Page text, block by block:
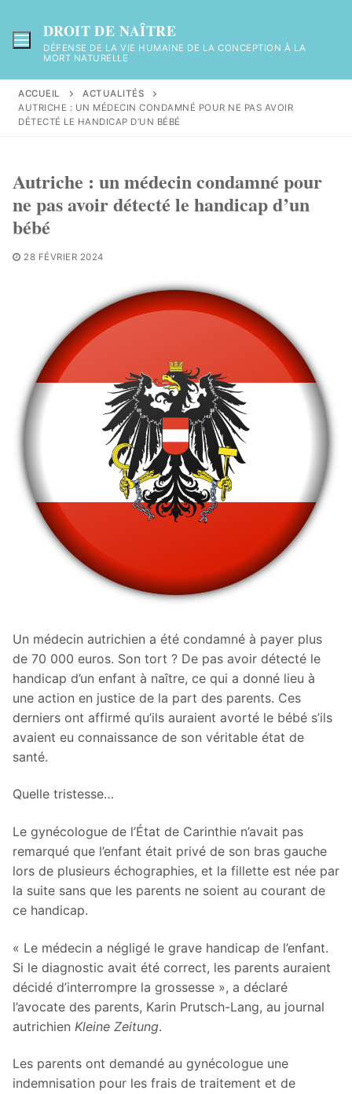
au
contenu
DROIT DE NAÎTRE
DÉFENSE DE LA VIE HUMAINE DE LA CONCEPTION À LA
MORT NATURELLE
ACCUEIL
ACTUALITÉS
AUTRICHE : UN MÉDECIN CONDAMNÉ POUR NE PAS AVOIR
DÉTECTÉ LE HANDICAP D’UN BÉBÉ
Autriche : un médecin condamné pour
ne pas avoir détecté le handicap d’un
bébé
28 FÉVRIER 2024
Un médecin autrichien a été condamné à payer plus
de 70 000 euros. Son tort ? De pas avoir détecté le
handicap d’un enfant à naître, ce qui a donné lieu à
une action en justice de la part des parents. Ces
derniers ont affirmé qu’ils auraient avorté le bébé s’ils
avaient eu connaissance de son véritable état de
santé.
Quelle tristesse…
Le gynécologue de l’État de Carinthie n’avait pas
remarqué que l’enfant était privé de son bras gauche
lors de plusieurs échographies, et la fillette est née par
la suite sans que les parents ne soient au courant de
ce handicap.
« Le médecin a négligé le grave handicap de l’enfant.
Si le diagnostic avait été correct, les parents auraient
décidé d’interrompre la grossesse », a déclaré
l’avocate des parents, Karin Prutsch-Lang, au journal
autrichien Kleine Zeitung.
Les parents ont demandé au gynécologue une
indemnisation pour les frais de traitement et de